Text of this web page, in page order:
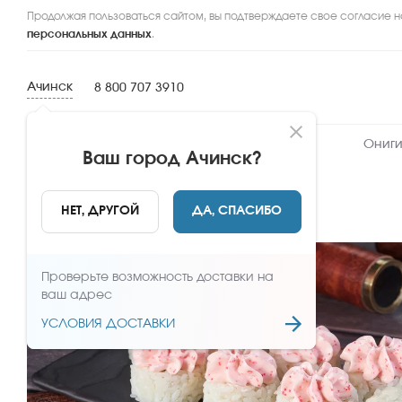
Продолжая пользоваться сайтом, вы подтверждаете свое
персональных данных.
Ачинск
Ваш город Ачинск?
НЕТ, ДРУГОЙ ДА, СПАСИБО
Проверьте возможность доставки на
ваш адрес
УСЛОВИЯ ДОСТАВКИ
8 800 707 3910
НАЗАД